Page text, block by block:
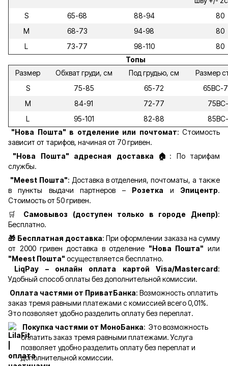
S
65-68 88-94
80
M
68-73 94-98
80
L
73-77 98-110
80
Топы
Размер
Обхват груди, см Под грудью, см
Размер
S
75-85 65-72
65ВС-
M
84-91 72-77
L
95-101 82-88
"Нова Пошта" в отделение или почтомат: Стоимость
зависит от тарифов, начиная от 70 гривен.
"Нова Пошта" адресная доставка 🏠 : По тарифам
службы.
"Meest Пошта": Доставка в отделения, почтоматы, а также
в пункты выдачи партнеров – Розетка и Эпицентр.
Стоимость от 50 гривен.
🛒 Самовывоз (доступен только в городе Днепр):
Бесплатно.
🎁 Бесплатная доставка: При оформлении заказа на сумму
от 2000 гривен доставка в отделение "Нова Пошта" или
"Meest Пошта" осуществляется бесплатно.
LiqPay – онлайн оплата картой Visa/Mastercard:
Удобный способ оплаты без дополнительной комиссии.
Оплата частями от ПриватБанка: Возможность оплатить
заказ тремя равными платежами с комиссией всего 0,01%.
Это позволяет удобно разделить оплату без переплат.
Покупка частями от МоноБанка: Это возможность
оплатить заказ тремя равными платежами. Услуга
позволяет удобно разделить оплату без переплат и
дополнительной комиссии.